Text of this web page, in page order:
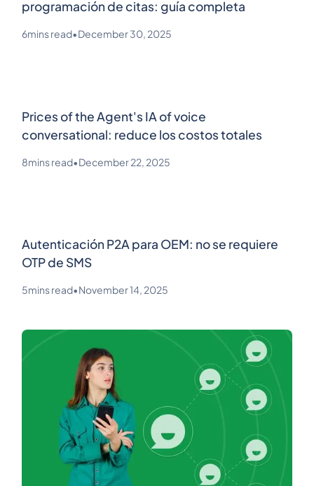
programación de citas: guía completa
6mins read•December 30, 2025
Prices of the Agent's IA of voice
conversational: reduce los costos totales
8mins read•December 22, 2025
Autenticación P2A para OEM: no se requiere
OTP de SMS
5mins read•November 14, 2025